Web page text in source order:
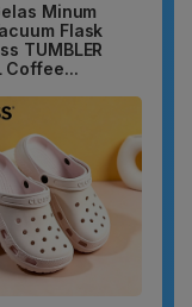
Minum
Flask
TUMBLER
Coffee...